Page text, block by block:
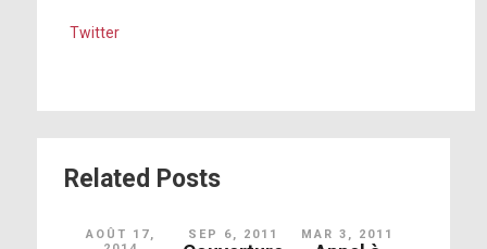
Twitter
Related Posts
AOÛT 17,
SEP 6, 2011 MAR 3, 2011